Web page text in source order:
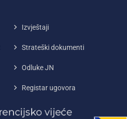
Izvještaji
Strateški dokumenti
Odluke JN
Registar ugovora